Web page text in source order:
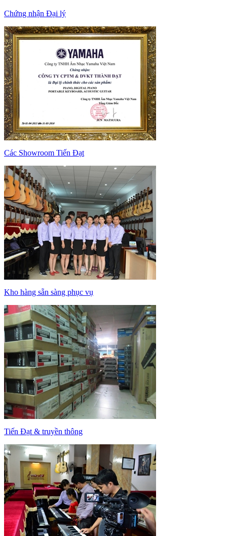
Chứng nhận Đại lý
Các Showroom Tiến Đạt
Kho hàng sẵn sàng phục vụ
Tiến Đạt & truyền thông